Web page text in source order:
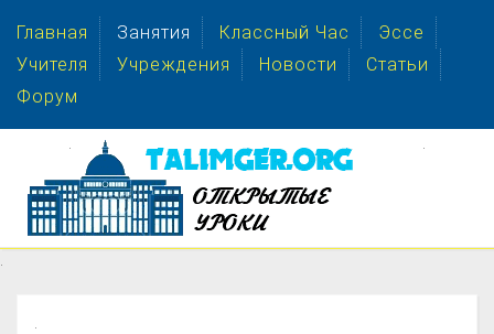
Главная Занятия Классный Час
Эссе
Учителя
Учреждения Новости
Статьи
Форум
.
.
. .